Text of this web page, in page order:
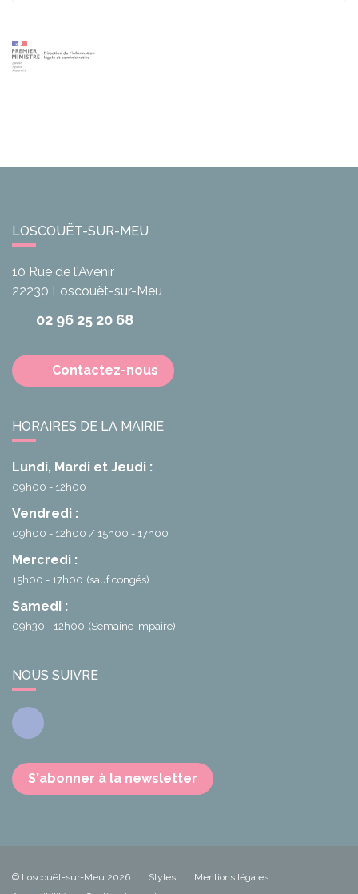
LOSCOUËT-SUR-MEU
10 Rue de l'Avenir
22230 Loscouët-sur-Meu
02 96 25 20 68
Contactez-nous
HORAIRES DE LA MAIRIE
Lundi, Mardi et Jeudi :
09h00 - 12h00
Vendredi :
09h00 - 12h00 15h00 - 17h00
Mercredi :
15h00 - 17h00 (sauf congés)
Samedi :
09h30 - 12h00 (Semaine impaire)
NOUS SUIVRE
Facebook
S'abonner à la newsletter
© Loscouët-sur-Meu 2026 Styles
Mentions légales